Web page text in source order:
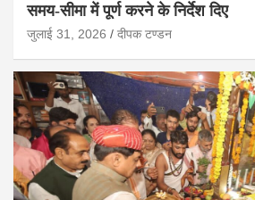
समय-सीमा में पूर्ण करने के निर्देश दिए
जुलाई 31, 2026 दीपक टण्‍डन